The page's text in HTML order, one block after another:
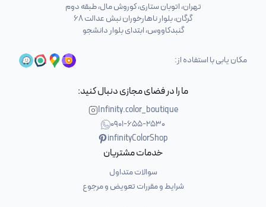
تهران، اتوبان ستاری، کوروش مال، طبقه دوم
گرگان، بلوار ناهارخوران نبش عدالت 68
گنبدکاووس، ابتدای بلوار دانشجو
مکان یابی با استفاده از:
ما را در فضای مجازی دنبال کنید:
Infinity.color_boutique
0901-655-2530
infinityColorShop
خدمات مشتریان
سوالات متداول
شرایط و مقررات تعویض و مرجوع